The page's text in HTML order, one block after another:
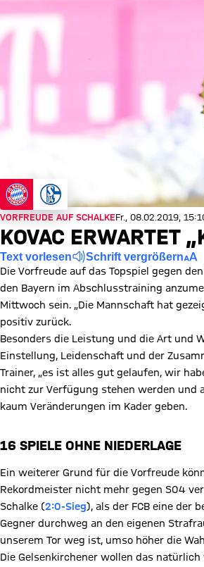
VORFREUDE AUF SCHALKEFr., 08.02.2019,
KOVAC ERWARTET
Text vorlesen Schrift vergrößern
Die Vorfreude auf das Topspiel gegen
den Bayern im Abschlusstraining
Mittwoch sein. „Die Mannschaft hat
positiv zurück.
Besonders die Leistung und die Art und
Einstellung, Leidenschaft und der
Trainer, „es ist alles gut gelaufen, wir
nicht zur Verfügung stehen werden und
kaum Veränderungen im Kader geben.
16 SPIELE OHNE NIEDERLAGE
Ein weiterer Grund für die Vorfreude
Rekordmeister nicht mehr gegen S04
Schalke (2:0-Sieg), als der FCB eine der
Gegner durchweg an den eigenen
unserem Tor weg ist, umso höher die
Die Gelsenkirchener wollen das